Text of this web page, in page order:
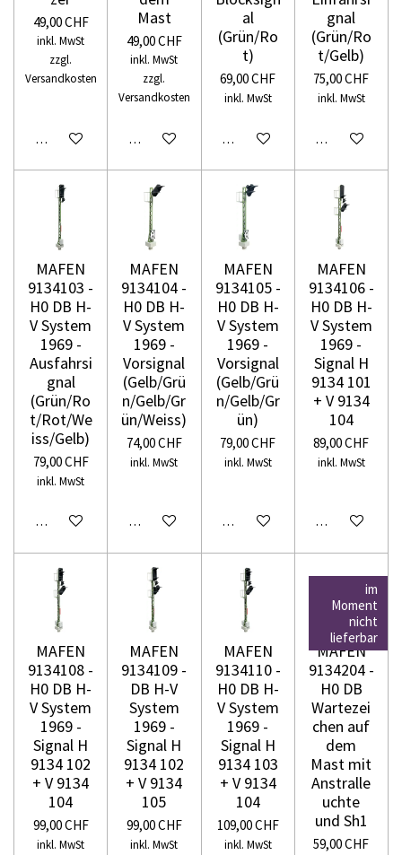
49,00 CHF
inkl. MwSt
zzgl.
Versandkosten
In den Warenkorb
Mast
49,00 CHF
inkl. MwSt
zzgl.
Versandkosten
In den Warenkorb
al
(Grün/Ro
t)
69,00 CHF
inkl. MwSt
In den Warenkorb
gnal
(Grün/Ro
t/Gelb)
75,00 CHF
inkl. MwSt
In den
MAFEN
9134103 -
H0 DB H-
V System
1969 -
Ausfahrsi
gnal
(Grün/Ro
t/Rot/We
iss/Gelb)
79,00 CHF
inkl. MwSt
In den Warenkorb
MAFEN
9134104 -
H0 DB H-
V System
1969 -
Vorsignal
(Gelb/Grü
n/Gelb/Gr
ün/Weiss)
74,00 CHF
inkl. MwSt
In den Warenkorb
MAFEN
9134105 -
H0 DB H-
V System
1969 -
Vorsignal
(Gelb/Grü
n/Gelb/Gr
ün)
79,00 CHF
inkl. MwSt
In den Warenkorb
MAFEN
9134106 -
H0 DB H-
V System
1969 -
Signal H
9134 101
+ V 9134
104
89,00 CHF
inkl. MwSt
In den
MAFEN
9134108 -
H0 DB H-
V System
1969 -
Signal H
9134 102
+ V 9134
104
99,00 CHF
inkl. MwSt
MAFEN
9134109 -
DB H-V
System
1969 -
Signal H
9134 102
+ V 9134
105
99,00 CHF
inkl. MwSt
MAFEN
9134110 -
H0 DB H-
V System
1969 -
Signal H
9134 103
+ V 9134
104
109,00 CHF
inkl. MwSt
im
Moment
nicht
lieferbar
MAFEN
9134204 -
H0 DB
Wartezei
chen auf
dem
Mast mit
Anstralle
uchte
und Sh1
59,00 CHF